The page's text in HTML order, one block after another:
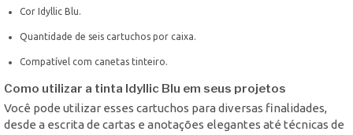
Cor Idyllic Blu.
Quantidade de seis cartuchos por caixa.
Compatível com canetas tinteiro.
Como utilizar a tinta Idyllic Blu em seus projetos
Você pode utilizar esses cartuchos para diversas finalidades,
desde a escrita de cartas e anotações elegantes até técnicas de